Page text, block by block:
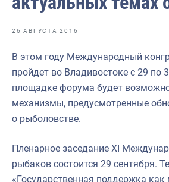
Отраслевые СМИ
Выставки и конференции
Научно-практическая литература
Рыбоохрана России
Инфографика
Большая африканская экспедиция
Укрепление духовно-
26 АВГУСТА 2016
В этом году Международный
пройдет во Владивостоке с 29 по
площадке форума будет
механизмы, предусмотренные
о рыболовстве.
Пленарное заседание XI
рыбаков состоится 29 сентября.
«Государственная поддержка как